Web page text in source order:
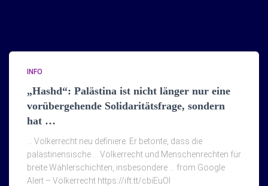
INFO
„Hashd“: Palästina ist nicht länger nur eine
vorübergehende Solidaritätsfrage, sondern
hat …
… Völkerrecht neu definiere. Er betonte, dass die
palästinensische … Völkerrecht und Menschenrechten für
breite Wählerschichten, insbesondere … from Google
Alert – Völkerrecht https://ift.tt/cbiEuOI